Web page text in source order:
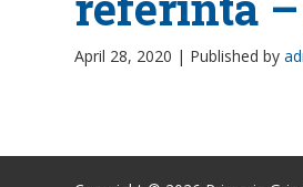
April 28, 2020 | Published by